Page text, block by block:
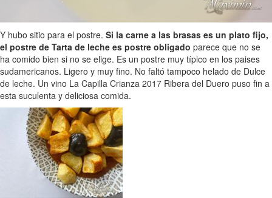
Y hubo sitio para el postre. Si la carne a las brasas es un plato fijo,
el postre de Tarta de leche es postre obligado parece que no se
ha comido bien si no se elige. Es un postre muy típico en los paises
sudamericanos. Ligero y muy fino. No faltó tampoco helado de Dulce
de leche. Un vino La Capilla Crianza 2017 Ribera del Duero puso fin a
esta suculenta y deliciosa comida.